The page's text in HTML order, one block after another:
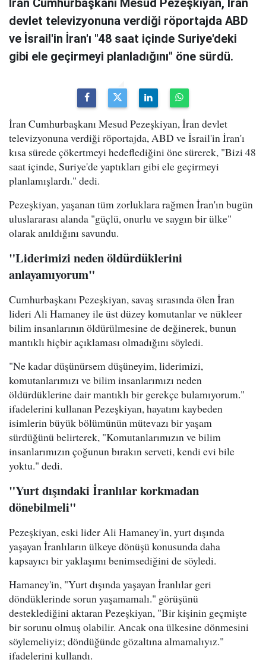
İran Cumhurbaşkanı Mesud Pezeşkiyan, İran
devlet televizyonuna verdiği röportajda ABD
ve İsrail'in İran'ı "48 saat içinde Suriye'deki
gibi ele geçirmeyi planladığını" öne sürdü.
İran Cumhurbaşkanı Mesud Pezeşkiyan, İran devlet
televizyonuna verdiği röportajda, ABD ve İsrail'in İran'ı
kısa sürede çökertmeyi hedeflediğini öne sürerek, "Bizi 48
saat içinde, Suriye'de yaptıkları gibi ele geçirmeyi
planlamışlardı." dedi.
Pezeşkiyan, yaşanan tüm zorluklara rağmen İran'ın bugün
uluslararası alanda "güçlü, onurlu ve saygın bir ülke"
olarak anıldığını savundu.
"Liderimizi neden öldürdüklerini
anlayamıyorum"
Cumhurbaşkanı Pezeşkiyan, savaş sırasında ölen İran
lideri Ali Hamaney ile üst düzey komutanlar ve nükleer
bilim insanlarının öldürülmesine de değinerek, bunun
mantıklı hiçbir açıklaması olmadığını söyledi.
"Ne kadar düşünürsem düşüneyim, liderimizi,
komutanlarımızı ve bilim insanlarımızı neden
öldürdüklerine dair mantıklı bir gerekçe bulamıyorum."
ifadelerini kullanan Pezeşkiyan, hayatını kaybeden
isimlerin büyük bölümünün mütevazı bir yaşam
sürdüğünü belirterek, "Komutanlarımızın ve bilim
insanlarımızın çoğunun bırakın serveti, kendi evi bile
yoktu." dedi.
"Yurt dışındaki İranlılar korkmadan
dönebilmeli"
Pezeşkiyan, eski lider Ali Hamaney'in, yurt dışında
yaşayan İranlıların ülkeye dönüşü konusunda daha
kapsayıcı bir yaklaşımı benimsediğini de söyledi.
Hamaney'in, "Yurt dışında yaşayan İranlılar geri
döndüklerinde sorun yaşamamalı." görüşünü
desteklediğini aktaran Pezeşkiyan, "Bir kişinin geçmişte
bir sorunu olmuş olabilir. Ancak ona ülkesine dönmesini
söylemeliyiz; döndüğünde gözaltına almamalıyız."
ifadelerini kullandı.